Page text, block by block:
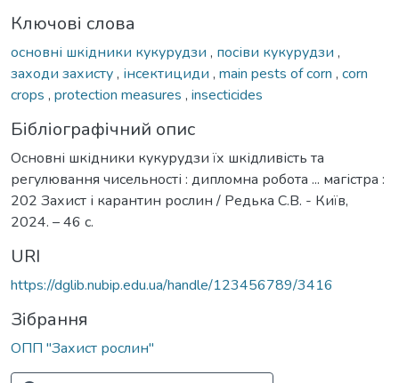
Ключові слова
основні шкідники кукурудзи , посіви кукурудзи ,
заходи захисту, інсектициди , main pests of corn , corn
crops , protection measures , insecticides
Бібліографічний опис
Основні шкідники кукурудзи їх шкідливість та
регулювання чисельності : дипломна робота ... магістра :
202 Захист і карантин рослин / Редька С.В. - Київ,
2024. – 46 с.
URI
https://dglib.nubip.edu.ua/handle/123456789/3416
Зібрання
ОПП "Захист рослин"